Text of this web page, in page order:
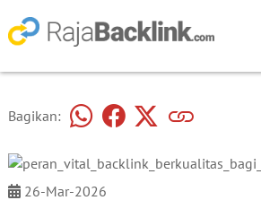
Bagikan:
26-Mar-2026